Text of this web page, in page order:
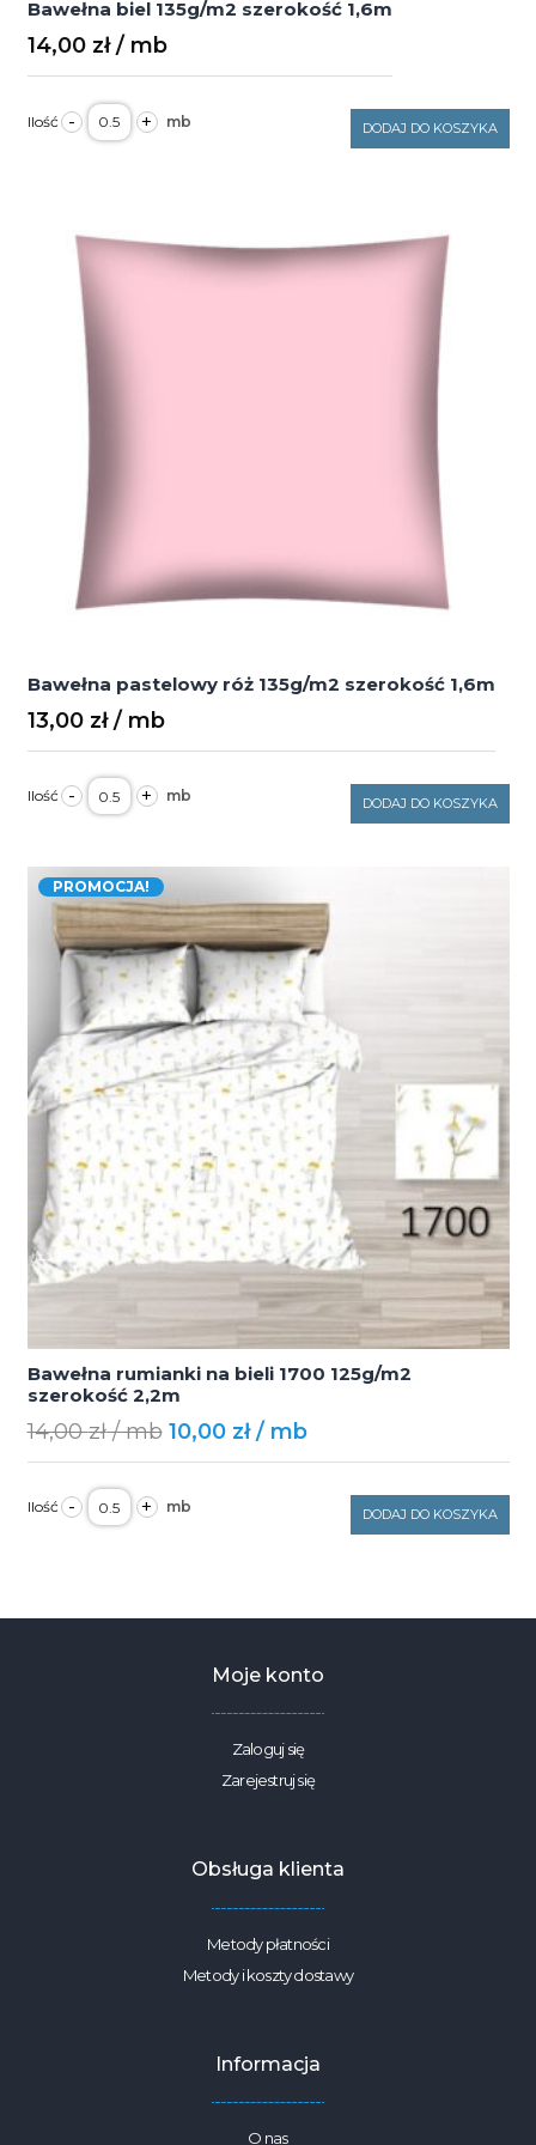
Bawełna biel 135g/m2 szerokość 1,6m
14,00 zł
- ilość
Bawełna
biel
+ DODAJ DO KOSZYKA
Bawełna pastelowy róż 135g/m2 szerokość 1,6m
13,00 zł
- ilość
Bawełna
pastelowy
szerokość
1,6m
+ DODAJ DO KOSZYKA
PROMOCJA!
Bawełna rumianki na bieli 1700 125g/m2
szerokość 2,2m
14,00zł
Original
price
14,00 zł.
10,00 zł
Current
price
10,00 zł.
- ilość
Bawełna
rumianki
szerokość
+ DODAJ DO KOSZYKA
Moje konto
Zaloguj się
Zarejestruj się
Obsługa klienta
Metody płatności
Metody i koszty dostawy
Informacja
O nas